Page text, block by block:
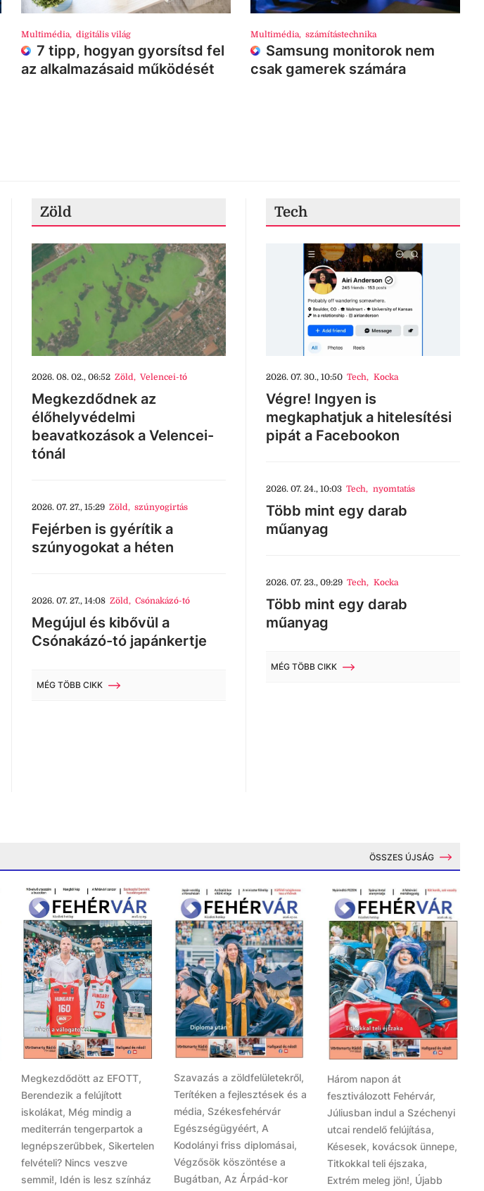
Multimédia, digitális világ
7 tipp, hogyan gyorsítsd fel
az alkalmazásaid működését
Multimédia, számítástechnika
Samsung monitorok nem
csak gamerek számára
Zöld
2026. 08. 02., 06:52 Zöld, Velencei-tó
Megkezdődnek az
élőhelyvédelmi
beavatkozások a Velencei-
tónál
2026. 07. 27., 15:29 Zöld, szúnyogirtás
Fejérben is gyérítik a
szúnyogokat a héten
2026. 07. 27., 14:08 Zöld, Csónakázó-tó
Megújul és kibővül a
Csónakázó-tó japánkertje
MÉG TÖBB CIKK
Tech
2026. 07. 30., 10:50 Tech, Kocka
Végre! Ingyen is
megkaphatjuk a hitelesítési
pipát a Facebookon
2026. 07. 24., 10:03 Tech, nyomtatás
Több mint egy darab
műanyag
2026. 07. 23., 09:29 Tech, Kocka
Több mint egy darab
műanyag
MÉG TÖBB CIKK
ÖSSZES ÚJSÁG
Megkezdődött az EFOTT,
Berendezik a felújított
iskolákat, Még mindig a
mediterrán tengerpartok a
legnépszerűbbek, Sikertelen
felvételi? Nincs veszve
semmi!, Idén is lesz színház
Szavazás a zöldfelületekről,
Terítéken a fejlesztések és a
média, Székesfehérvár
Egészségügyéért, A
Kodolányi friss diplomásai,
Végzősök köszöntése a
Bugátban, Az Árpád-kor
Három napon át
fesztiválozott Fehérvár,
Júliusban indul a Széchenyi
utcai rendelő felújítása,
Késesek, kovácsok ünnepe,
Titkokkal teli éjszaka,
Extrém meleg jön!, Újabb